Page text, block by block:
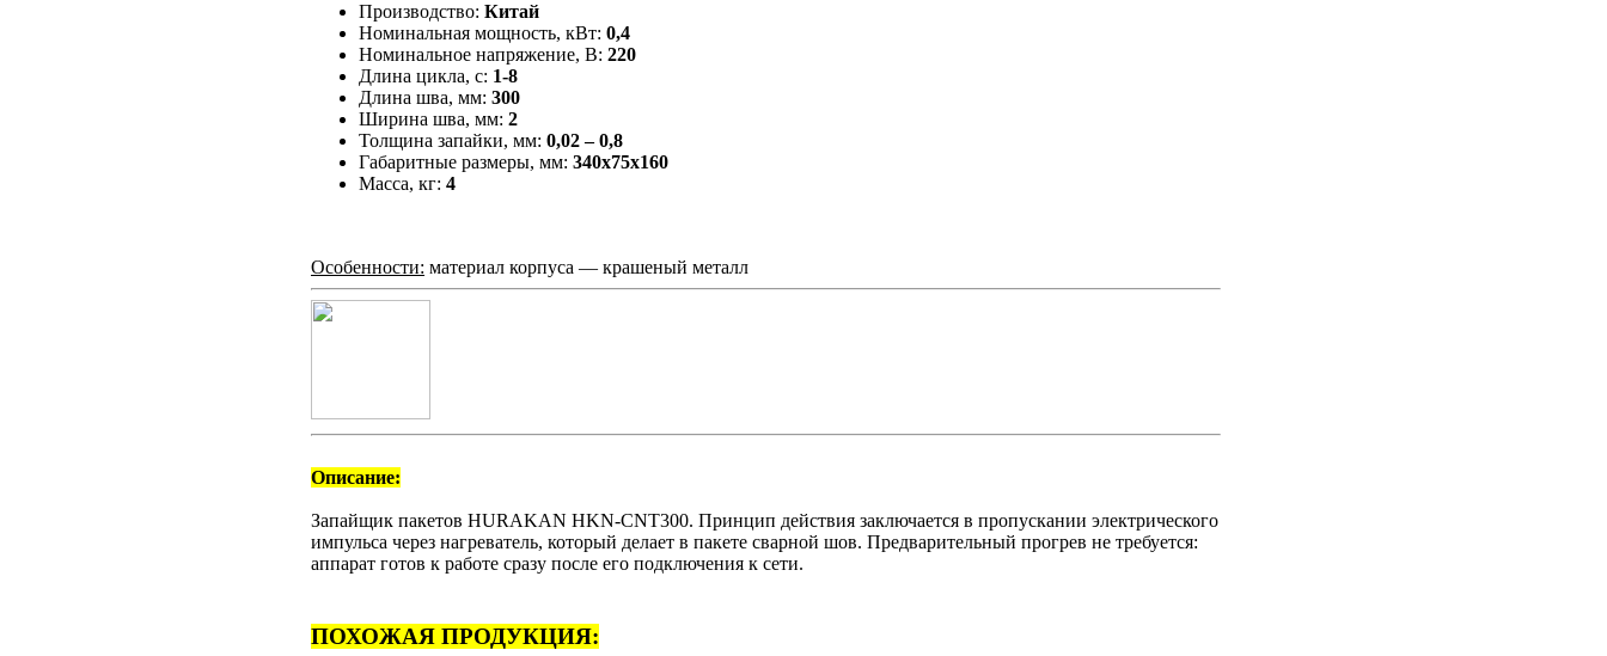
Производство: Китай
Номинальная мощность, кВт: 0,4
Номинальное напряжение, В: 220
Длина цикла, с: 1-8
Длина шва, мм: 300
Ширина шва, мм: 2
Толщина запайки, мм: 0,02 – 0,8
Габаритные размеры, мм: 340x75x160
Масса, кг: 4
Особенности: материал корпуса — крашеный металл
Описание:
Запайщик пакетов HURAKAN HKN-CNT300. Принцип действия заключается в пропускании электрического
импульса через нагреватель, который делает в пакете сварной шов. Предварительный прогрев не требуется:
аппарат готов к работе сразу после его подключения к сети.
ПОХОЖАЯ ПРОДУКЦИЯ: